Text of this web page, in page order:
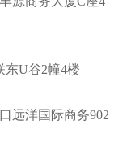
东U谷2幢4楼
远洋国际商务902